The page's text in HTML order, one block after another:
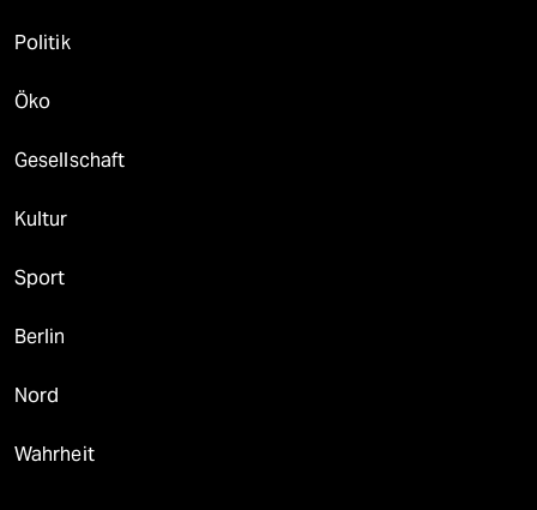
Politik
Öko
Gesellschaft
Kultur
Sport
Berlin
Nord
Wahrheit